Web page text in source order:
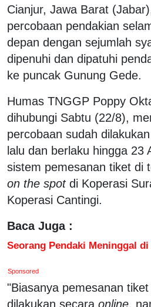
Cianjur, Jawa Barat
percobaan pendakian
depan dengan sejumlah
dipenuhi dan dipatuhi
ke puncak Gunung Gede.
Humas TNGGP Poppy
dihubungi Sabtu (22/8),
percobaan sudah
lalu dan berlaku hingga 23
sistem pemesanan tiket di
on the spotdi Koperasi
Koperasi Cantingi.
Baca Juga :
Seorang Pendaki Meninggal
Sponsored
"Biasanya pemesanan
dilakukan secara online,